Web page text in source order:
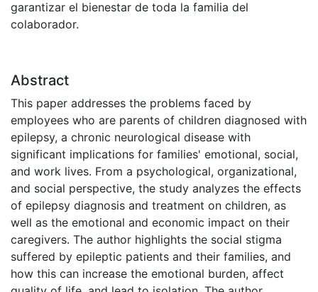
garantizar el bienestar de toda la familia del
colaborador.
Abstract
This paper addresses the problems faced by
employees who are parents of children diagnosed with
epilepsy, a chronic neurological disease with
significant implications for families' emotional, social,
and work lives. From a psychological, organizational,
and social perspective, the study analyzes the effects
of epilepsy diagnosis and treatment on children, as
well as the emotional and economic impact on their
caregivers. The author highlights the social stigma
suffered by epileptic patients and their families, and
how this can increase the emotional burden, affect